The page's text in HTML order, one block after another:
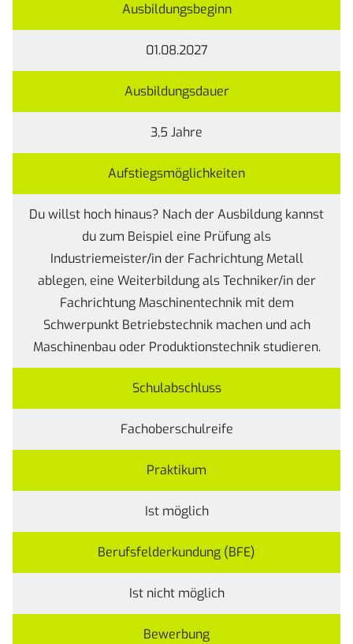
Ausbildungsbeginn
01.08.2027
Ausbildungsdauer
3,5 Jahre
Aufstiegsmöglichkeiten
Du willst hoch hinaus? Nach der Ausbildung kannst
du zum Beispiel eine Prüfung als
Industriemeister/in der Fachrichtung Metall
ablegen, eine Weiterbildung als Techniker/in der
Fachrichtung Maschinentechnik mit dem
Schwerpunkt Betriebstechnik machen und ach
Maschinenbau oder Produktionstechnik studieren.
Schulabschluss
Fachoberschulreife
Praktikum
Ist möglich
Berufsfelderkundung (BFE)
Ist nicht möglich
Bewerbung